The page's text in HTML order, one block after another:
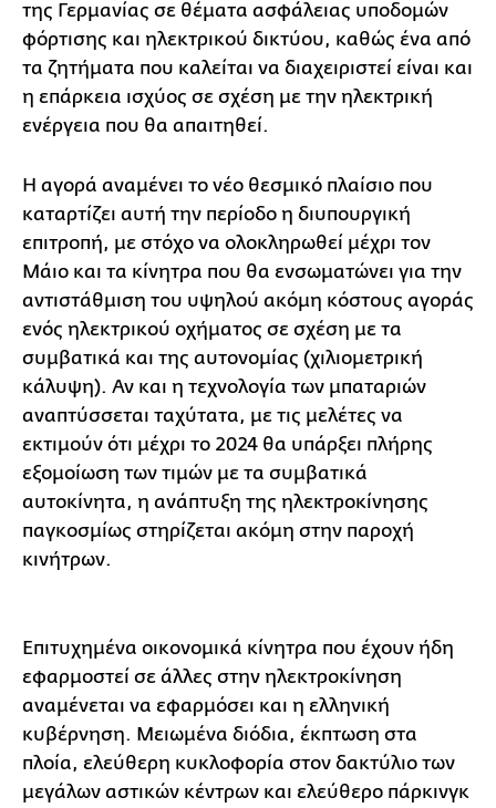
της Γερμανίας σε θέματα ασφάλειας υποδομών
φόρτισης και ηλεκτρικού δικτύου, καθώς ένα από
τα ζητήματα που καλείται να διαχειριστεί είναι και
η επάρκεια ισχύος σε σχέση με την ηλεκτρική
ενέργεια που θα απαιτηθεί.
Η αγορά αναμένει το νέο θεσμικό πλαίσιο που
καταρτίζει αυτή την περίοδο η διυπουργική
επιτροπή, με στόχο να ολοκληρωθεί μέχρι τον
Μάιο και τα κίνητρα που θα ενσωματώνει για την
αντιστάθμιση του υψηλού ακόμη κόστους αγοράς
ενός ηλεκτρικού οχήματος σε σχέση με τα
συμβατικά και της αυτονομίας (χιλιομετρική
κάλυψη). Αν και η τεχνολογία των μπαταριών
αναπτύσσεται ταχύτατα, με τις μελέτες να
εκτιμούν ότι μέχρι το 2024 θα υπάρξει πλήρης
εξομοίωση των τιμών με τα συμβατικά
αυτοκίνητα, η ανάπτυξη της ηλεκτροκίνησης
παγκοσμίως στηρίζεται ακόμη στην παροχή
κινήτρων.
Επιτυχημένα οικονομικά κίνητρα που έχουν ήδη
εφαρμοστεί σε άλλες στην ηλεκτροκίνηση
αναμένεται να εφαρμόσει και η ελληνική
κυβέρνηση. Μειωμένα διόδια, έκπτωση στα
πλοία, ελεύθερη κυκλοφορία στον δακτύλιο των
μεγάλων αστικών κέντρων και ελεύθερο πάρκινγκ